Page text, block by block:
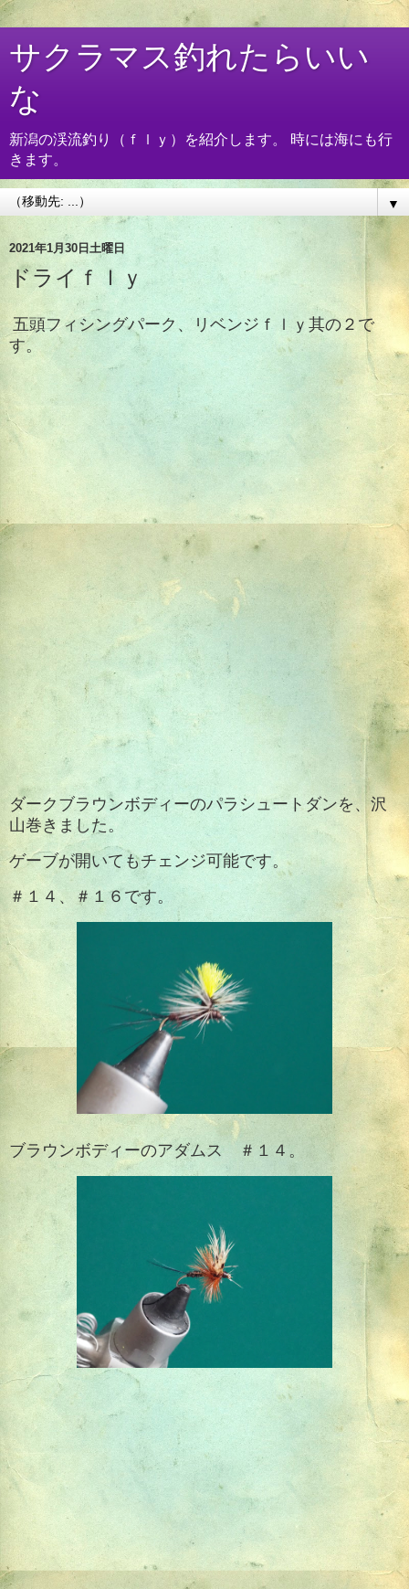
サクラマス釣れたらいい
な
新潟の渓流釣り（ｆｌｙ）を紹介します。 時には海にも行
きます。
▼
2021年1月30日土曜日
ドライｆｌｙ
五頭フィシングパーク、リベンジｆｌｙ其の２で
す。
ダークブラウンボディーのパラシュートダンを、沢
山巻きました。
ゲーブが開いてもチェンジ可能です。
＃１４、＃１６です。
ブラウンボディーのアダムス ＃１４。